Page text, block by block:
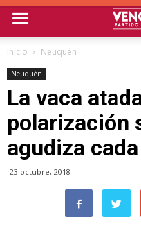
Inicio Neuquén
Neuquén
La vaca
polarización
agudiza
23 octubre, 2018